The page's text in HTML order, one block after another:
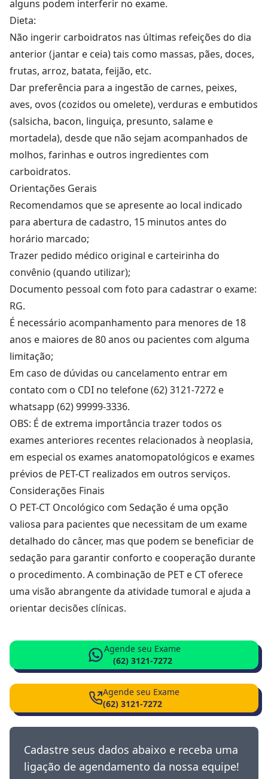
alguns podem interferir no exame.
Dieta:
Não ingerir carboidratos nas últimas refeições do dia
anterior (jantar e ceia) tais como massas, pães, doces,
frutas, arroz, batata, feijão, etc.
Dar preferência para a ingestão de carnes, peixes,
aves, ovos (cozidos ou omelete), verduras e embutidos
(salsicha, bacon, linguiça, presunto, salame e
mortadela), desde que não sejam acompanhados de
molhos, farinhas e outros ingredientes com
carboidratos.
Orientações Gerais
Recomendamos que se apresente ao local indicado
para abertura de cadastro, 15 minutos antes do
horário marcado;
Trazer pedido médico original e carteirinha do
convênio (quando utilizar);
Documento pessoal com foto para cadastrar o exame:
RG.
É necessário acompanhamento para menores de 18
anos e maiores de 80 anos ou pacientes com alguma
limitação;
Em caso de dúvidas ou cancelamento entrar em
contato com o CDI no telefone (62) 3121-7272 e
whatsapp (62) 99999-3336.
OBS: É de extrema importância trazer todos os
exames anteriores recentes relacionados à neoplasia,
em especial os exames anatomopatológicos e exames
prévios de PET-CT realizados em outros serviços.
Considerações Finais
O PET-CT Oncológico com Sedação é uma opção
valiosa para pacientes que necessitam de um exame
detalhado do câncer, mas que podem se beneficiar de
sedação para garantir conforto e cooperação durante
o procedimento. A combinação de PET e CT oferece
uma visão abrangente da atividade tumoral e ajuda a
orientar decisões clínicas.
Agende seu Exame
(62) 3121-7272
Agende seu Exame
(62) 3121-7272
Cadastre seus dados abaixo e receba uma
ligação de agendamento da nossa equipe!